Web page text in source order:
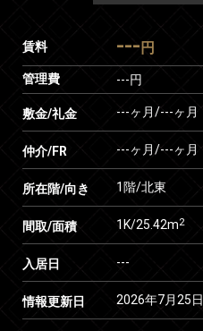
賃料 --- 円
管理費 ---円
敷金/礼金 ---ヶ月/---ヶ月
仲介/FR ---ヶ月/---ヶ月
所在階/向き 1階/北東
間取/面積 1K/25.42m2
入居日 ---
情報更新日 2026年7月25日